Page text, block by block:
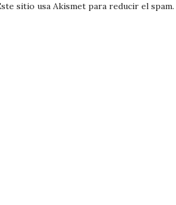
sitio usa Akismet para reducir el spam.